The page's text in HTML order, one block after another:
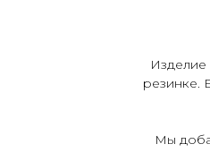
Изделие
резинке.
Мы